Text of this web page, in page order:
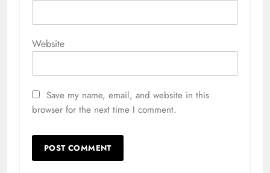
Website
Save my name, email, and website in this
browser for the next time I comment.